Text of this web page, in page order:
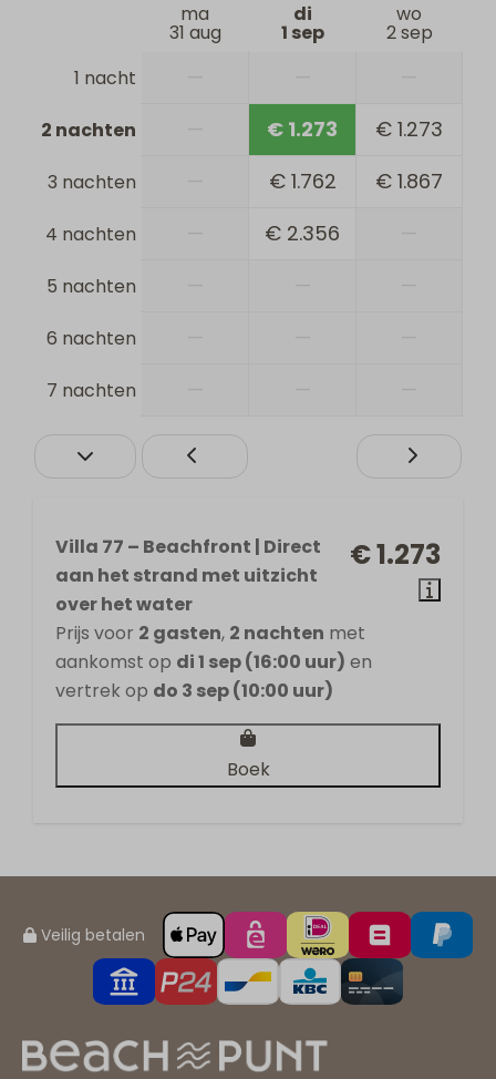
ma
31 aug
di
1 sep
wo
2 sep
1 nacht
2 nachten € 1.273 € 1.273
3 nachten € 1.762 € 1.867
4 nachten € 2.356
5 nachten
6 nachten
7 nachten
€ 1.273
Villa 77 – Beachfront | Direct
aan het strand met uitzicht
over het water
Prijs voor 2 gasten, 2 nachten met
aankomst op di 1 sep (16:00 uur) en
vertrek op do 3 sep (10:00 uur)
Boek
Veilig betalen